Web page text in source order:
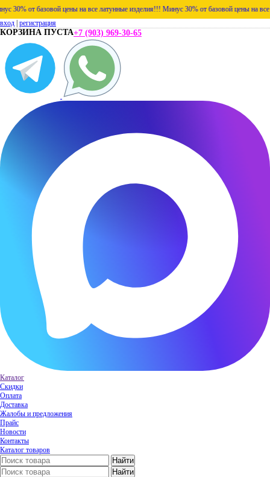
30% от базовой цены на все латунные изделия!!! Минус 30% от базовой цены на все
вход регистрация
КОРЗИНА ПУСТА+7 (903) 969-30-65
Каталог
Скидки
Оплата
Доставка
Жалобы и предложения
Прайс
Новости
Контакты
Каталог товаров